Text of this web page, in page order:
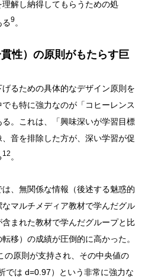
解し納得してもらうための処
る9。
性）の原則がもたらす巨
るための具体的なデザイン原則を
も特に強力なのが「コヒーレンス
る。これは、「興味深いが学習目標
音を排除した方が、深い学習が促
12 。
、無関係な情報（後述する魅惑的
マルチメディア教材で学んだグル
まれた教材で学んだグループと比
移）の成績が圧倒的に高かった。
の原則が支持され、その中央値の
では d=0.97）という非常に強力な